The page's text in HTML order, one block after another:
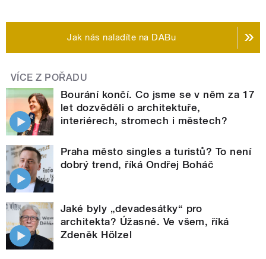
Jak nás naladíte na DABu
VÍCE Z POŘADU
Bourání končí. Co jsme se v něm za 17
let dozvěděli o architektuře,
interiérech, stromech i městech?
Praha město singles a turistů? To není
dobrý trend, říká Ondřej Boháč
Jaké byly „devadesátky“ pro
architekta? Úžasné. Ve všem, říká
Zdeněk Hölzel